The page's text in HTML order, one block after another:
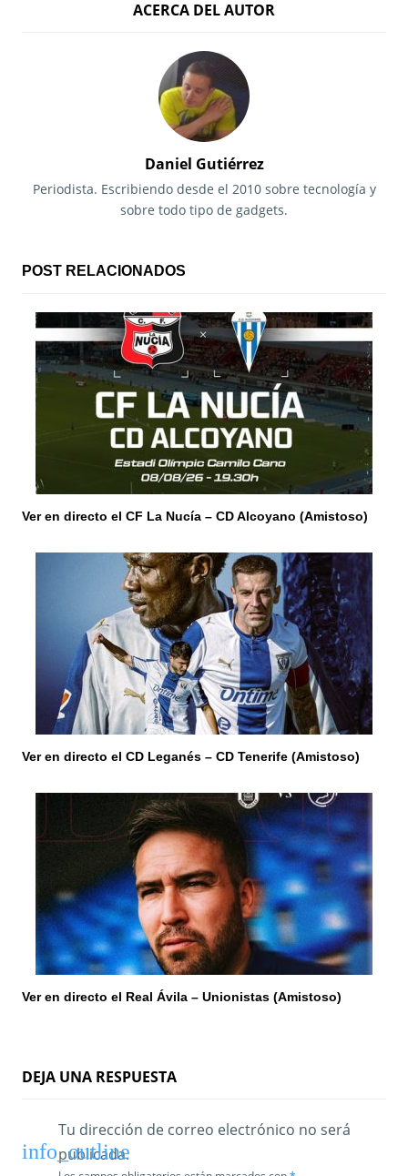
n
e
e
n
a
ACERCA DEL AUTOR
Daniel Gutiérrez
Periodista. Escribiendo desde el 2010 sobre tecnología y
sobre todo tipo de gadgets.
POST RELACIONADOS
Ver en directo el CF La Nucía – CD Alcoyano (Amistoso)
Ver en directo el CD Leganés – CD Tenerife (Amistoso)
Ver en directo el Real Ávila – Unionistas (Amistoso)
DEJA UNA RESPUESTA
Tu dirección de correo electrónico no será
publicada.